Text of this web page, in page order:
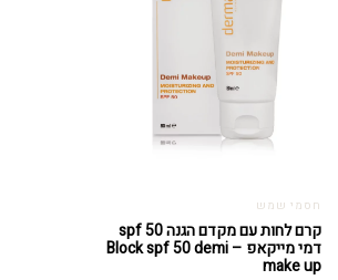
חסמי שמש
קרם לחות עם מקדם הגנה spf 50
דמי מייקאפ – Block spf 50 demi
make up